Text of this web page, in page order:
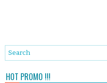
HOT PROMO !!!